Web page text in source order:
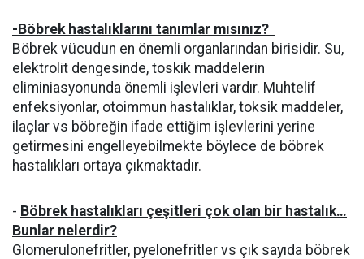
-Böbrek hastalıklarını tanımlar mısınız?
Böbrek vücudun en önemli organlarından birisidir. Su,
elektrolit dengesinde, toskik maddelerin
eliminiasyonunda önemli işlevleri vardır. Muhtelif
enfeksiyonlar, otoimmun hastalıklar, toksik maddeler,
ilaçlar vs böbreğin ifade ettiğim işlevlerini yerine
getirmesini engelleyebilmekte böylece de böbrek
hastalıkları ortaya çıkmaktadır.
- Böbrek hastalıkları çeşitleri çok olan bir hastalık…
Bunlar nelerdir?
Glomerulonefritler, pyelonefritler vs çık sayıda böbrek